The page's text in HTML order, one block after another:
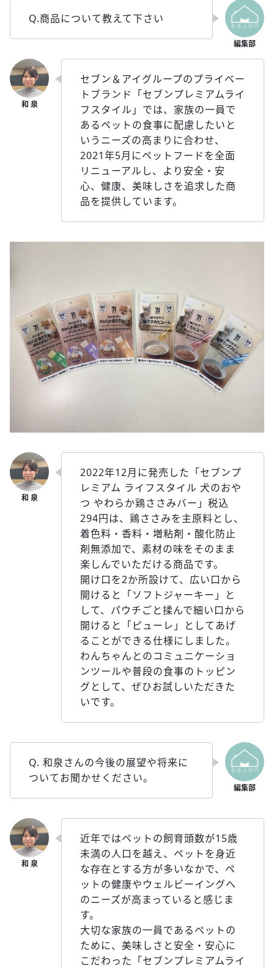
Q.商品について教えて下さい
セブン＆アイグループのプライベー
トブランド「セブンプレミアムライ
フスタイル」では、家族の一員で
あるペットの食事に配慮したいと
いうニーズの高まりに合わせ、
2021年5月にペットフードを全面
リニューアルし、より安全・安
心、健康、美味しさを追求した商
品を提供しています。
2022年12月に発売した「セブンプ
レミアム ライフスタイル 犬のおや
つ やわらか鶏ささみバー」税込
294円は、鶏ささみを主原料とし、
着色料・香料・増粘剤・酸化防止
剤無添加で、素材の味をそのまま
楽しんでいただける商品です。
開け口を2か所設けて、広い口から
開けると「ソフトジャーキー」と
して、パウチごと揉んで細い口から
開けると「ピューレ」としてあげ
ることができる仕様にしました。
わんちゃんとのコミュニケーショ
ンツールや普段の食事のトッピン
グとして、ぜひお試しいただきた
いです。
Q. 和泉さんの今後の展望や将来に
ついてお聞かせください。
近年ではペットの飼育頭数が15歳
未満の人口を越え、ペットを身近
な存在とする方が多いなかで、ペ
ットの健康やウェルビーイングへ
のニーズが高まっていると感じま
す。
大切な家族の一員であるペットの
ために、美味しさと安全・安心に
こだわった「セブンプレミアムライ